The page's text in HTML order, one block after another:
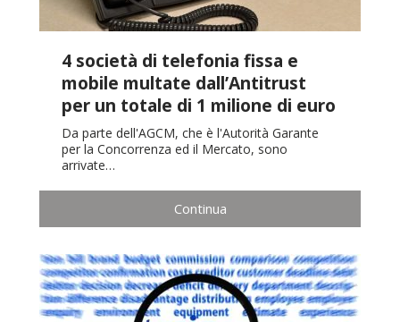
4 società di telefonia fissa e
mobile multate dall’Antitrust
per un totale di 1 milione di euro
Da parte dell'AGCM, che è l'Autorità Garante
per la Concorrenza ed il Mercato, sono
arrivate…
Continua